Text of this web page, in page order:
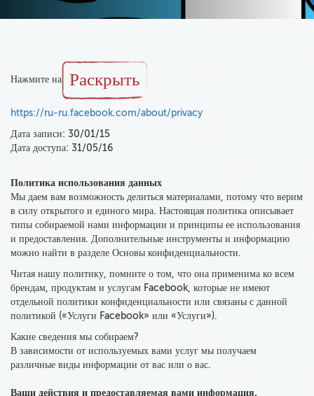
Нажмите на Раскрыть
https://ru-ru.facebook.com/about/privacy
Дата записи: 30/01/15
Дата доступа: 31/05/16
Политика использования данных
Мы даем вам возможность делиться материалами, потому что верим
в силу открытого и единого мира. Настоящая политика описывает
типы собираемой нами информации и принципы ее использования
и предоставления. Дополнительные инструменты и информацию
можно найти в разделе Основы конфиденциальности.
Читая нашу политику, помните о том, что она применима ко всем
брендам, продуктам и услугам Facebook, которые не имеют
отдельной политики конфиденциальности или связаны с данной
политикой («Услуги Facebook» или «Услуги»).
Какие сведения мы собираем?
В зависимости от используемых вами услуг мы получаем
различные виды информации от вас или о вас.
Ваши действия и предоставляемая вами информация.